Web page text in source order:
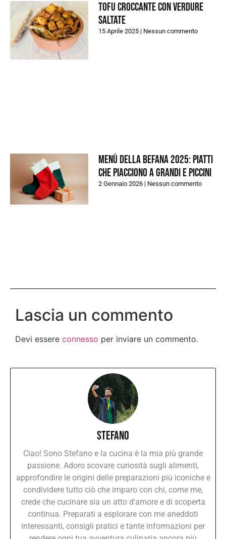
Tofu croccante con verdure
saltate
15 Aprile 2025 Nessun commento
Menù della Befana 2025: piatti
che piacciono a grandi e piccini
2 Gennaio 2026 Nessun commento
Lascia un commento
Devi essere connesso per inviare un commento.
Stefano
Ciao! Sono Stefano e la cucina è la mia più grande
passione. Adoro scovare curiosità sugli alimenti,
approfondire le origini delle preparazioni più iconiche e
condividere tutto ciò che imparo con chi, come me,
crede che cucinare sia un atto d'amore e di scoperta
continua. Preparati a esplorare con me aneddoti
interessanti, consigli pratici e tante informazioni per